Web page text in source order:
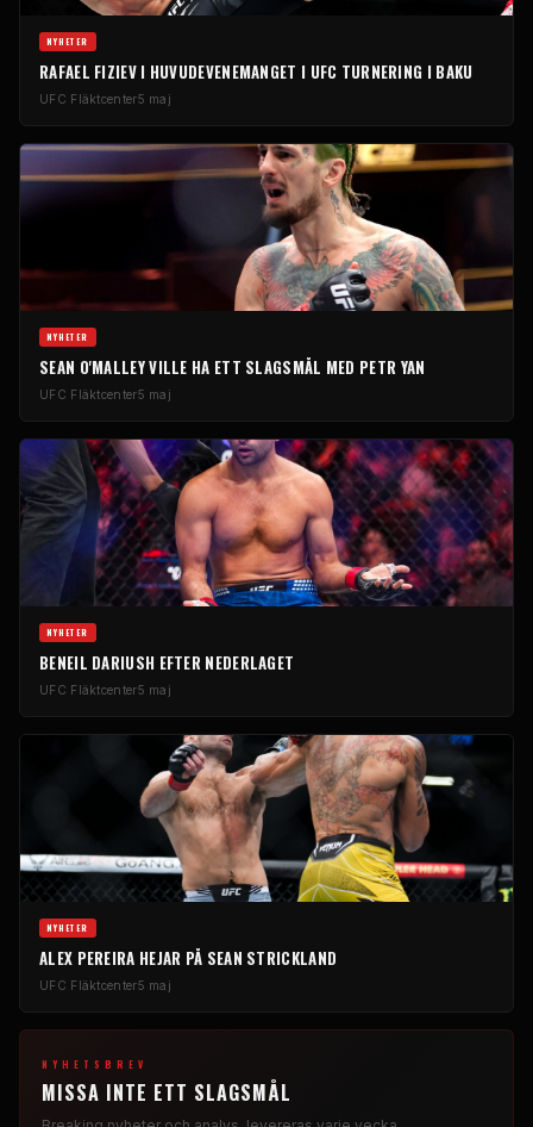
NYHETER
RAFAEL FIZIEV I HUVUDEVENEMANGET I UFC TURNERING I BAKU
UFC Fläktcenter5 maj
NYHETER
SEAN O'MALLEY VILLE HA ETT SLAGSMÅL MED PETR YAN
UFC Fläktcenter5 maj
NYHETER
BENEIL DARIUSH EFTER NEDERLAGET
UFC Fläktcenter5 maj
NYHETER
ALEX PEREIRA HEJAR PÅ SEAN STRICKLAND
UFC Fläktcenter5 maj
NYHETSBREV
MISSA INTE ETT SLAGSMÅL